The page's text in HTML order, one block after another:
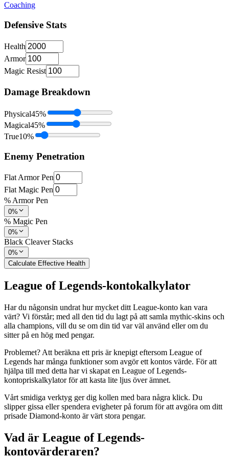
Coaching
Defensive Stats
Health
Armor
Magic Resist
Damage Breakdown
Physical45%
Magical45%
True10%
Enemy Penetration
Flat Armor Pen
Flat Magic Pen
% Armor Pen
0%
% Magic Pen
0%
Black Cleaver Stacks
0%
Calculate Effective Health
League of Legends-kontokalkylator
Har du någonsin undrat hur mycket ditt League-konto kan vara
värt? Vi förstår; med all den tid du lagt på att samla mythic-skins och
alla champions, vill du se om din tid var väl använd eller om du
sitter på en hög med pengar.
Problemet? Att beräkna ett pris är knepigt eftersom League of
Legends har många funktioner som avgör ett kontos värde. För att
hjälpa till med detta har vi skapat en League of Legends-
kontopriskalkylator för att kasta lite ljus över ämnet.
Vårt smidiga verktyg ger dig kollen med bara några klick. Du
slipper gissa eller spendera evigheter på forum för att avgöra om ditt
prisade Diamond-konto är värt stora pengar.
Vad är League of Legends-
kontovärderaren?